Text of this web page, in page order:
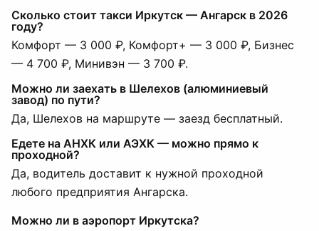
Сколько стоит такси Иркутск — Ангарск в 2026
году?
Комфорт — 3 000 ₽, Комфорт+ — 3 000 ₽, Бизнес
— 4 700 ₽, Минивэн — 3 700 ₽.
Можно ли заехать в Шелехов (алюминиевый
завод) по пути?
Да, Шелехов на маршруте — заезд бесплатный.
Едете на АНХК или АЭХК — можно прямо к
проходной?
Да, водитель доставит к нужной проходной
любого предприятия Ангарска.
Можно ли в аэропорт Иркутска?